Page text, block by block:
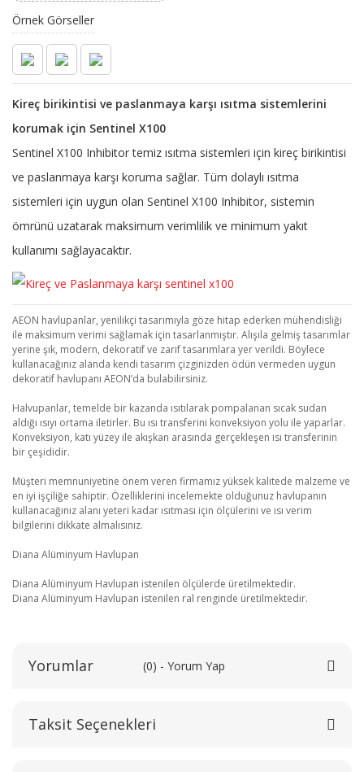
Örnek Görseller
Kireç birikintisi ve paslanmaya karşı ısıtma sistemlerini
korumak için Sentinel X100
Sentinel X100 Inhibitor temiz ısıtma sistemleri için kireç birikintisi
ve paslanmaya karşı koruma sağlar. Tüm dolaylı ısıtma
sistemleri için uygun olan Sentinel X100 Inhibitor, sistemin
ömrünü uzatarak maksimum verimlilik ve minimum yakıt
kullanımı sağlayacaktır.
AEON havlupanlar, yenilikçi tasarımıyla göze hitap ederken mühendisliği
ile maksimum verimi sağlamak için tasarlanmıştır. Alışıla gelmiş tasarımlar
yerine şık, modern, dekoratif ve zarif tasarımlara yer verildi. Böylece
kullanacağınız alanda kendi tasarım çizginizden ödün vermeden uygun
dekoratif havlupanı AEON’da bulabilirsiniz.
Halvupanlar, temelde bir kazanda ısıtılarak pompalanan sıcak sudan
aldığı ısıyı ortama iletirler. Bu ısı transferini konveksiyon yolu ile yaparlar.
Konveksiyon, katı yüzey ile akışkan arasında gerçekleşen ısı transferinin
bir çeşididir.
Müşteri memnuniyetine önem veren firmamız yüksek kalitede malzeme ve
en iyi işçiliğe sahiptir. Özelliklerini incelemekte olduğunuz havlupanın
kullanacağınız alanı yeteri kadar ısıtması için ölçülerini ve ısı verim
bilgilerini dikkate almalısınız.
Diana Alüminyum Havlupan
Diana Alüminyum Havlupan istenilen ölçülerde üretilmektedir.
Diana Alüminyum Havlupan istenilen ral renginde üretilmektedir.
Yorumlar (0) - Yorum Yap
Bu ürüne ilk yorumu siz yapın!
Taksit Seçenekleri